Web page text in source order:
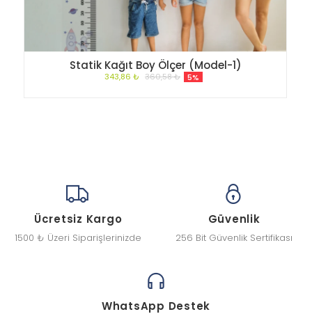
Statik Kağıt Boy Ölçer (Model-1)
343,86 ₺ 360,58 ₺ 5%
Ücretsiz Kargo
1500 ₺ Üzeri Siparişlerinizde
Güvenlik
256 Bit Güvenlik Sertifikası
WhatsApp Destek